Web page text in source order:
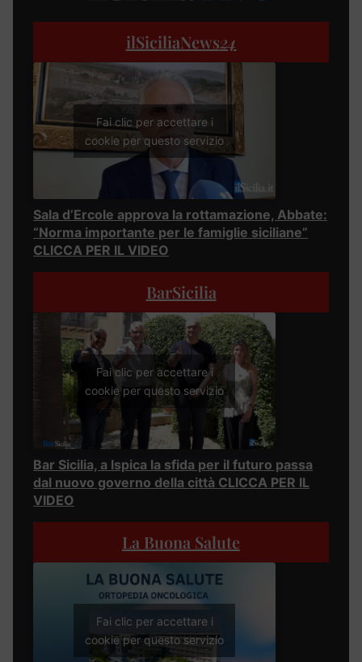
ilSiciliaNews24
Fai clic per accettare i
cookie per questo servizio
Sala d’Ercole approva la rottamazione, Abbate:
“Norma importante per le famiglie siciliane”
CLICCA PER IL VIDEO
BarSicilia
Fai clic per accettare i
cookie per questo servizio
Bar Sicilia, a Ispica la sfida per il futuro passa
dal nuovo governo della città CLICCA PER IL
VIDEO
La Buona Salute
Fai clic per accettare i
cookie per questo servizio